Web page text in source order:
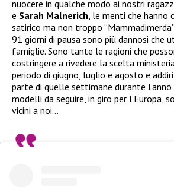
nuocere in qualche modo ai nostri
e Sarah Malnerich, le menti che
satirico ma non troppo
91 giorni di pausa sono più dannosi che
famiglie. Sono tante le ragioni che
costringere a rivedere la scelta
periodo di giugno, luglio e agosto e
parte di quelle settimane durante
modelli da seguire, in giro per l’Europa,
vicini a noi…